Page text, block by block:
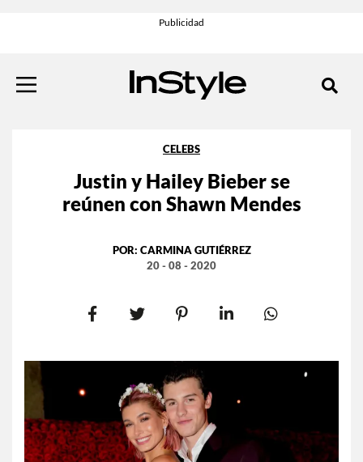
CELEBS
Justin y Hailey Bieber se
reúnen con Shawn Mendes
POR: CARMINA GUTIÉRREZ
20 - 08 - 2020